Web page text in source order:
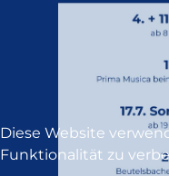
Diese Website
Funktionalität zu